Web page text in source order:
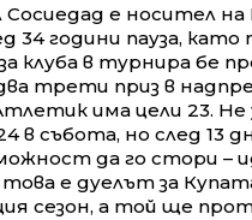
Сосиедад е носител
34 години пауза,
клуба в турнира бе
трети приз в
има цели 23. Не
в събота, но след 13
да го стори –
е дуелът за
сезон, а той ще